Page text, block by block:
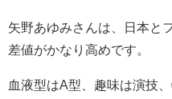
矢野あゆみさんは、日本と
差値がかなり高めです。
血液型はA型、趣味は演技